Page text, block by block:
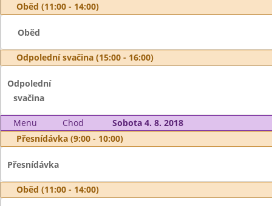
Oběd (11:00 - 14:00)
Oběd
Odpolední svačina (15:00 - 16:00)
Odpolední
svačina
Menu Chod
Sobota 4. 8. 2018
Přesnídávka (9:00 - 10:00)
Přesnídávka
Oběd (11:00 - 14:00)